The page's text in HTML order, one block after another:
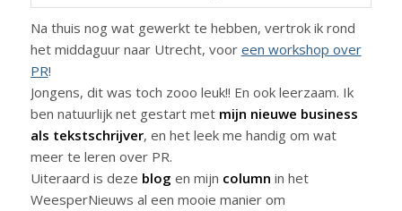
Na thuis nog wat gewerkt te hebben, vertrok ik rond
het middaguur naar Utrecht, voor een workshop over
PR!
Jongens, dit was toch zooo leuk!! En ook leerzaam. Ik
ben natuurlijk net gestart met mijn nieuwe business
als tekstschrijver, en het leek me handig om wat
meer te leren over PR.
Uiteraard is deze blog en mijn column in het
WeesperNieuws al een mooie manier om